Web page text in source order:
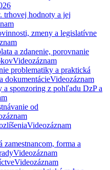
trhovej hodnoty a jej
zmeny a legislatívne
a zdanenie, porovnanie
Videozáznam
problematiky a praktická
dokumentácieVideozáznam
a sponzoring z pohľadu DzP a
od
Videozáznam
zamestnancom, forma a
Videozáznam
Videozáznam